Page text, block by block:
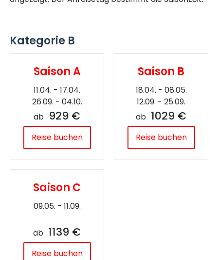
Kategorie B
Saison A
11.04. - 17.04.
26.09. - 04.10.
ab 929 €
Reise buchen
Saison B
18.04. - 08.05.
12.09. - 25.09.
ab 1029 €
Reise buchen
Saison C
09.05. - 11.09.
ab 1139 €
Reise buchen